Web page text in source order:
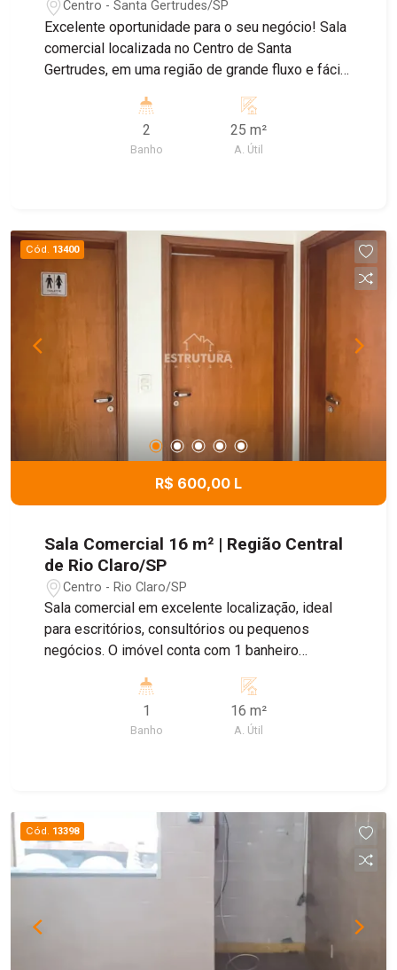
Centro - Santa Gertrudes/SP
Excelente oportunidade para o seu negócio! Sala
comercial localizada no Centro de Santa
Gertrudes, em uma região de grande fluxo e fácil
compartilhado e sala de espera, proporcionando
mais praticidade e conforto para clientes e
profissionais. Agende uma visita e conheça de
2
Banho
25 m²
A. Útil
Cód. 13400
R$ 600,00 L
Sala Comercial 16 m² | Região Central
de Rio Claro/SP
Centro - Rio Claro/SP
Sala comercial em excelente localização, ideal
para escritórios, consultórios ou pequenos
negócios. O imóvel conta com 1 banheiro
praticidade para o dia a dia. Excelente
oportunidade para quem busca um espaço
funcional em uma região de fácil acesso.
1
Banho
16 m²
A. Útil
Cód. 13398